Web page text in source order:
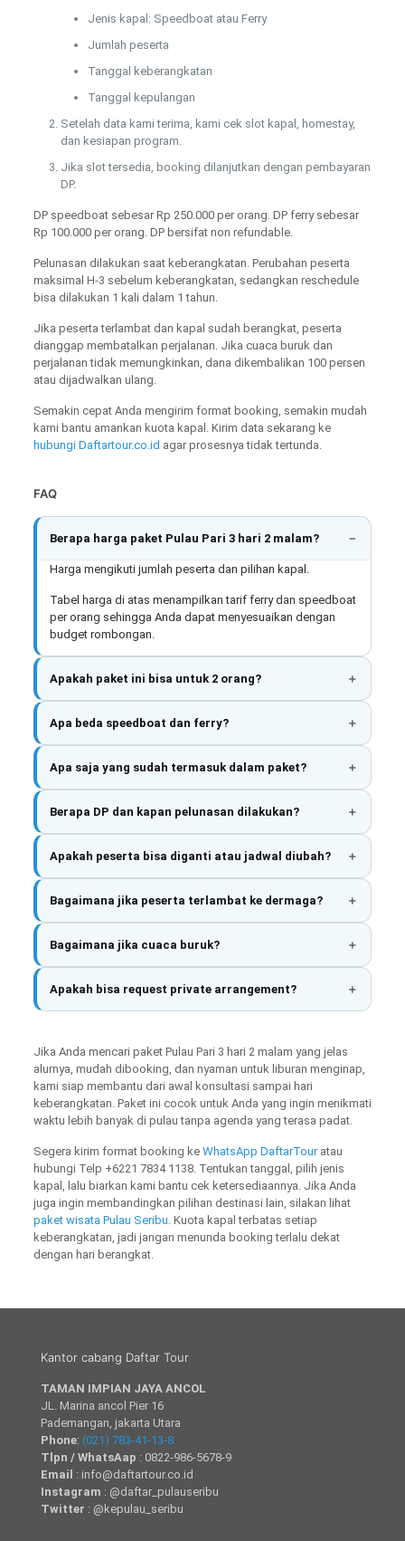
Jenis kapal: Speedboat atau Ferry
Jumlah peserta
Tanggal keberangkatan
Tanggal kepulangan
Setelah data kami terima, kami cek slot kapal, homestay,
dan kesiapan program.
Jika slot tersedia, booking dilanjutkan dengan pembayaran
DP.
DP speedboat sebesar Rp 250.000 per orang. DP ferry sebesar
Rp 100.000 per orang. DP bersifat non refundable.
Pelunasan dilakukan saat keberangkatan. Perubahan peserta
maksimal H-3 sebelum keberangkatan, sedangkan reschedule
bisa dilakukan 1 kali dalam 1 tahun.
Jika peserta terlambat dan kapal sudah berangkat, peserta
dianggap membatalkan perjalanan. Jika cuaca buruk dan
perjalanan tidak memungkinkan, dana dikembalikan 100 persen
atau dijadwalkan ulang.
Semakin cepat Anda mengirim format booking, semakin mudah
kami bantu amankan kuota kapal. Kirim data sekarang ke
hubungi Daftartour.co.id agar prosesnya tidak tertunda.
FAQ
Berapa harga paket Pulau Pari 3 hari 2 malam?
Harga mengikuti jumlah peserta dan pilihan kapal.
Tabel harga di atas menampilkan tarif ferry dan speedboat
per orang sehingga Anda dapat menyesuaikan dengan
budget rombongan.
Apakah paket ini bisa untuk 2 orang?
Apa beda speedboat dan ferry?
Apa saja yang sudah termasuk dalam paket?
Berapa DP dan kapan pelunasan dilakukan?
Apakah peserta bisa diganti atau jadwal diubah?
Bagaimana jika peserta terlambat ke dermaga?
Bagaimana jika cuaca buruk?
Apakah bisa request private arrangement?
Jika Anda mencari paket Pulau Pari 3 hari 2 malam yang jelas
alurnya, mudah dibooking, dan nyaman untuk liburan menginap,
kami siap membantu dari awal konsultasi sampai hari
keberangkatan. Paket ini cocok untuk Anda yang ingin menikmati
waktu lebih banyak di pulau tanpa agenda yang terasa padat.
Segera kirim format booking ke WhatsApp DaftarTouratau
hubungi Telp +6221 7834 1138. Tentukan tanggal, pilih jenis
kapal, lalu biarkan kami bantu cek ketersediaannya. Jika Anda
juga ingin membandingkan pilihan destinasi lain, silakan lihat
paket wisata Pulau Seribu. Kuota kapal terbatas setiap
keberangkatan, jadi jangan menunda booking terlalu dekat
dengan hari berangkat.
Kantor cabang Daftar Tour
TAMAN IMPIAN JAYA ANCOL
JL. Marina ancol Pier 16
Pademangan, jakarta Utara
Phone: (021) 783-41-13-8
Tlpn / WhatsAap : 0822-986-5678-9
Email : info@daftartour.co.id
Instagram : @daftar_pulauseribu
Twitter : @kepulau_seribu